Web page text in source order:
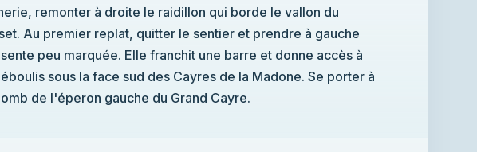
remonter à droite le raidillon qui borde le vallon du
Au premier replat, quitter le sentier et prendre à gauche
peu marquée. Elle franchit une barre et donne accès à
sous la face sud des Cayres de la Madone. Se porter à
de l'éperon gauche du Grand Cayre.